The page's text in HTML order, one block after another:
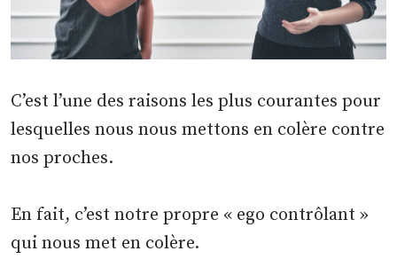
C’est l’une des raisons les plus courantes pour
lesquelles nous nous mettons en colère contre
nos proches.
En fait, c’est notre propre « ego contrôlant »
qui nous met en colère.